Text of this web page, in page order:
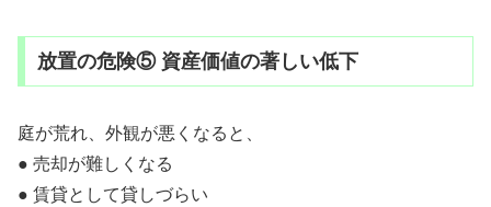
放置の危険⑤ 資産価値の著しい低下
庭が荒れ、外観が悪くなると、
● 売却が難しくなる
● 賃貸として貸しづらい